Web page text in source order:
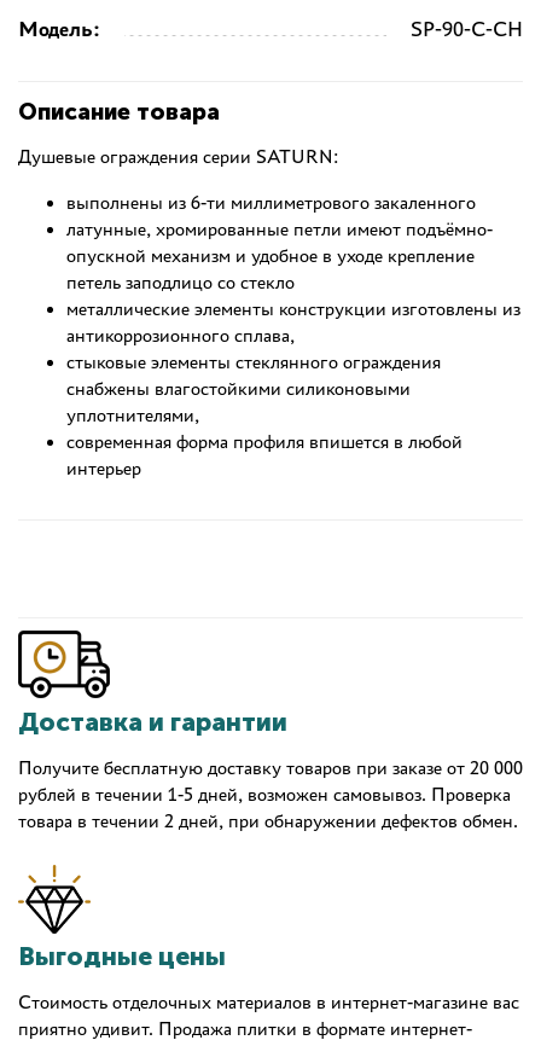
Модель:
SP-90-C-CH
Описание товара
Душевые ограждения серии SATURN:
выполнены из 6-ти миллиметрового закаленного
латунные, хромированные петли имеют подъёмно-
опускной механизм и удобное в уходе крепление
петель заподлицо со стекло
металлические элементы конструкции изготовлены из
антикоррозионного сплава,
стыковые элементы стеклянного ограждения
снабжены влагостойкими силиконовыми
уплотнителями,
современная форма профиля впишется в любой
интерьер
Доставка и гарантии
Получите бесплатную доставку товаров при заказе от 20 000
рублей в течении 1-5 дней, возможен самовывоз. Проверка
товара в течении 2 дней, при обнаружении дефектов обмен.
Выгодные цены
Стоимость отделочных материалов в интернет-магазине вас
приятно удивит. Продажа плитки в формате интернет-